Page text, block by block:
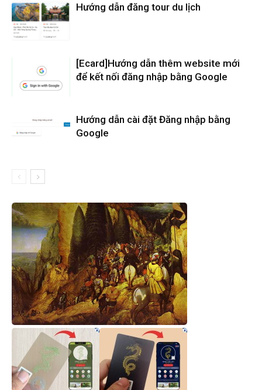
Hướng dẫn đăng tour du lịch
[Ecard]Hướng dẫn thêm website mới
để kết nối đăng nhập bằng Google
Hướng dẫn cài đặt Đăng nhập bằng
Google